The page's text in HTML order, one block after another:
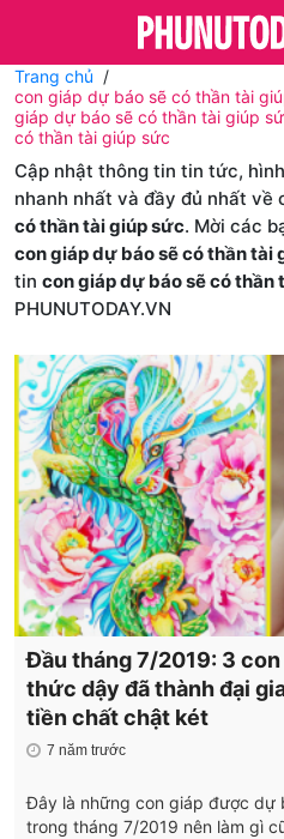
Trang chủ
con giáp dự báo sẽ có thần tài
giáp dự báo sẽ có thần tài giúp
có thần tài giúp sức
Cập nhật thông tin tin tức,
nhanh nhất và đầy đủ nhất về
có thần tài giúp sức. Mời các
con giáp dự báo sẽ có thần tài
tin con giáp dự báo sẽ có thần
PHUNUTODAY.VN
Đầu tháng 7/2019: 3 con
thức dậy đã thành đại
tiền chất chật két
7 năm trước
Đây là những con giáp được dự
trong tháng 7/2019 nên làm gì